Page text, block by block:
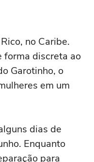
no Caribe.
forma discreta ao
Garotinho, o
em um
dias de
Enquanto
para